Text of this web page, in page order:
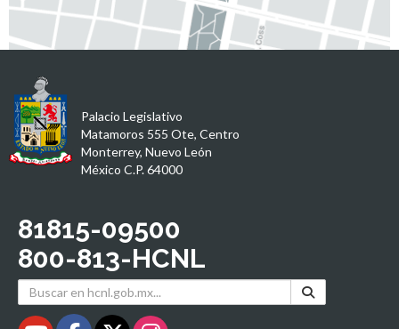
Palacio Legislativo
Matamoros 555 Ote, Centro
Monterrey, Nuevo León
México C.P. 64000
81815-09500
800-813-HCNL